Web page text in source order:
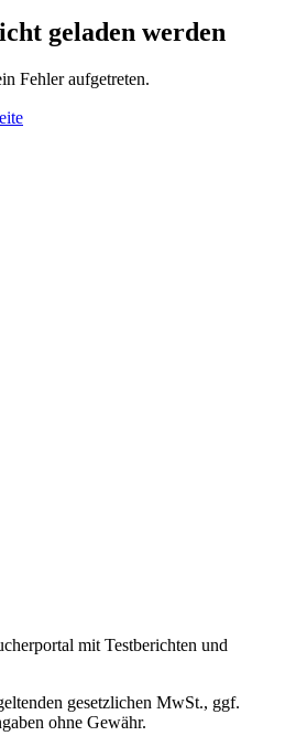
geladen werden
Fehler aufgetreten.
mit Testberichten und
gesetzlichen MwSt., ggf.
ohne Gewähr.